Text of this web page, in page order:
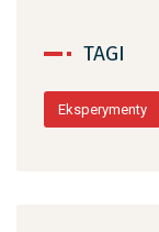
TAGI
Eksperymenty